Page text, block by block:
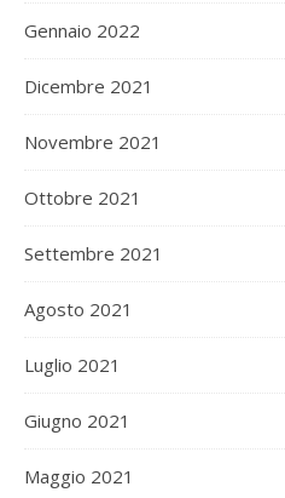
Gennaio 2022
Dicembre 2021
Novembre 2021
Ottobre 2021
Settembre 2021
Agosto 2021
Luglio 2021
Giugno 2021
Maggio 2021